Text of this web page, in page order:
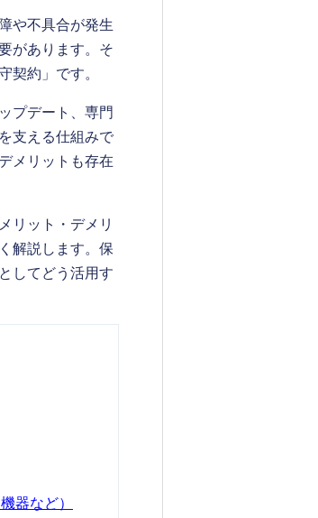
や不具合が発生
があります。そ
契約」です。
プデート、専門
支える仕組みで
メリットも存在
リット・デメリ
解説します。保
してどう活用す
器など）